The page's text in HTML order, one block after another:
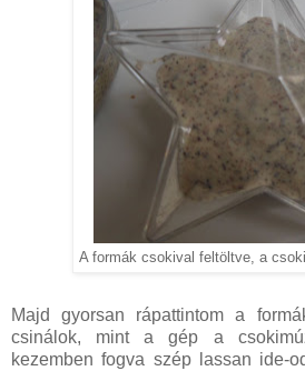
A formák csokival feltöltve, a
Majd gyorsan rápattintom a
csinálok, mint a gép a
kezemben fogva szép lassan ide-